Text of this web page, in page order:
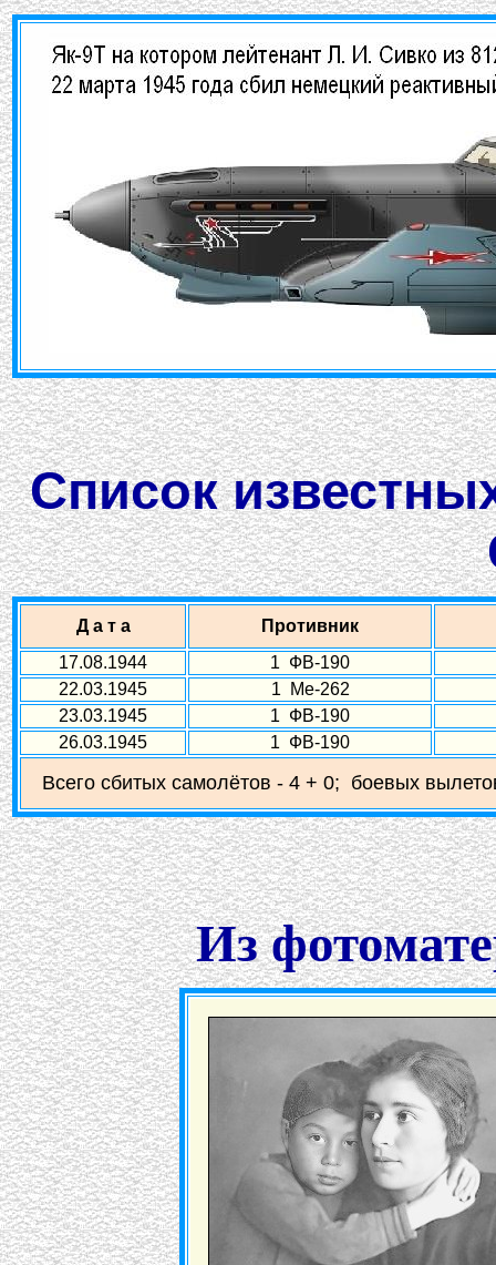
Список
Д а т а
Противник
17.08.1944
1 ФВ-190
22.03.1945
1 Ме-262
23.03.1945
1 ФВ-190
26.03.1945
1 ФВ-190
Всего сбитых самолётов - 4 + 0; боевых
Из